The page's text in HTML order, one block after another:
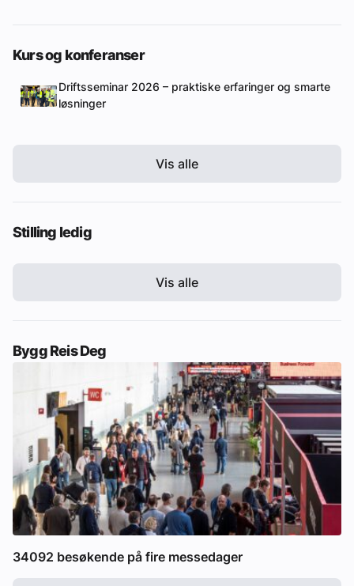
Kurs og konferanser
Driftsseminar 2026 – praktiske erfaringer og smarte
løsninger
Vis alle
Stilling ledig
Vis alle
Bygg Reis Deg
34092 besøkende på fire messedager